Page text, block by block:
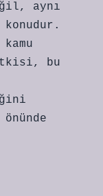
aynı
bu